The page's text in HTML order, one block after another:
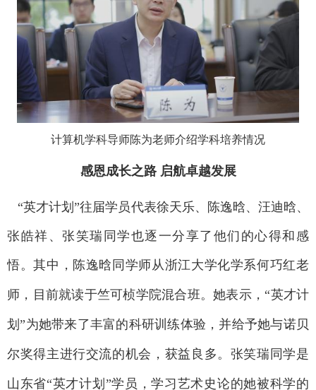
计算机学科导师陈为老师介绍学科培养情况
感恩成长之路 启航卓越发展
“英才计划”往届学员代表徐天乐、陈逸晗、汪迪晗、
张皓祥、张笑瑞同学也逐一分享了他们的心得和感
悟。其中，陈逸晗同学师从浙江大学化学系何巧红老
师，目前就读于竺可桢学院混合班。她表示， “英才计
划”为她带来了丰富的科研训练体验，并给予她与诺贝
尔奖得主进行交流的机会，获益良多。张笑瑞同学是
山东省“英才计划”学员，学习艺术史论的她被科学的